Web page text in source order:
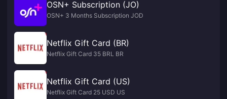
OSN+ Subscription (JO)
OSN+ 3 Months Subscription JOD
Netflix Gift Card (BR)
Netflix Gift Card 35 BRL BR
Netflix Gift Card (US)
Netflix Gift Card 25 USD US